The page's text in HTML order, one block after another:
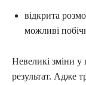
відкрита
можливі
Невеликі зміни у
результат. Адже